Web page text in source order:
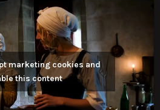
marketing cookies and
this content